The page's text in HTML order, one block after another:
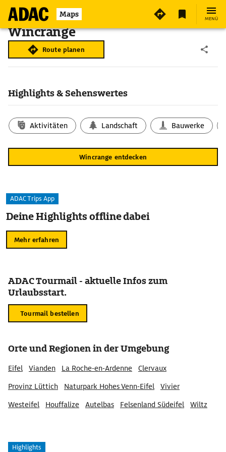
Maps MENÜ
Wincrange
Route planen
Highlights & Sehenswertes
Aktivitäten Landschaft Bauwerke
Wincrange entdecken
ADAC Trips App
Deine Highlights offline dabei
Mehr erfahren
ADAC Tourmail - aktuelle Infos zum
Urlaubsstart.
Tourmail bestellen
Orte und Regionen in der Umgebung
Eifel Vianden La Roche-en-Ardenne
Clervaux
Provinz Lüttich
Naturpark Hohes Venn-Eifel
Vivier
Westeifel
Houffalize Autelbas Felsenland Südeifel
Wiltz
Highlights